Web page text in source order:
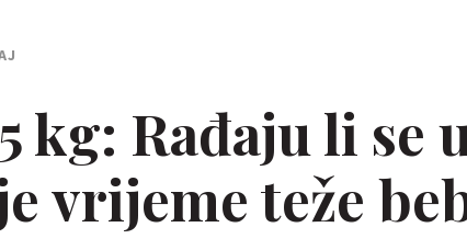
kg: Rađaju li se
vrijeme teže